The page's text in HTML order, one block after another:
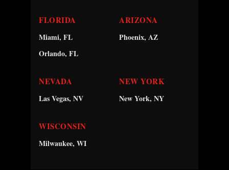
FLORIDA
Miami, FL
Orlando, FL
ARIZONA
Phoenix, AZ
NEVADA
Las Vegas, NV
NEW YORK
New York, NY
WISCONSIN
Milwaukee, WI